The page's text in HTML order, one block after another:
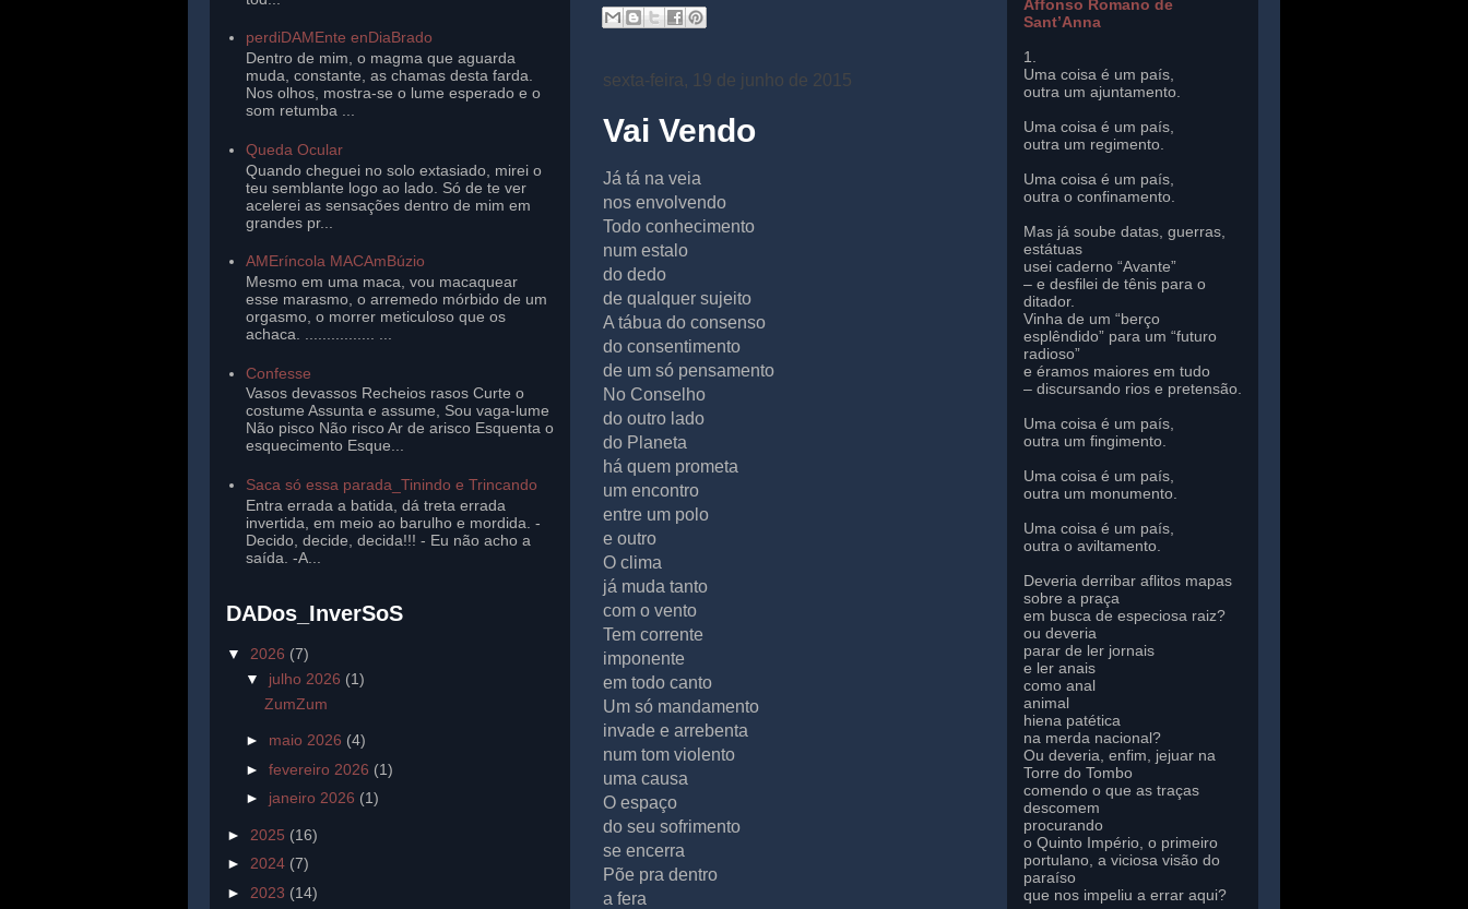
sexta-feira, 19 de junho de 2015
Vai Vendo
Já tá na veia
nos envolvendo
Todo conhecimento
num estalo
do dedo
de qualquer sujeito
A tábua do consenso
do consentimento
de um só pensamento
No Conselho
do outro lado
do Planeta
há quem prometa
um encontro
entre um polo
e outro
O clima
já muda tanto
com o vento
Tem corrente
imponente
em todo canto
Um só mandamento
invade e arrebenta
num tom violento
uma causa
O espaço
do seu sofrimento
se encerra
Põe pra dentro
a fera
perdiDAMEnte enDiaBrado
Dentro de mim, o magma que aguarda
muda, constante, as chamas desta farda.
Nos olhos, mostra-se o lume esperado e o
som retumba ...
Queda Ocular
Quando cheguei no solo extasiado, mirei o
teu semblante logo ao lado. Só de te ver
acelerei as sensações dentro de mim em
grandes pr...
AMEríncola MACAmBúzio
Mesmo em uma maca, vou macaquear
esse marasmo, o arremedo mórbido de um
orgasmo, o morrer meticuloso que os
achaca. ................ ...
Confesse
Vasos devassos Recheios rasos Curte o
costume Assunta e assume, Sou vaga-lume
Não pisco Não risco Ar de arisco Esquenta o
esquecimento Esque...
Saca só essa parada_Tinindo e Trincando
Entra errada a batida, dá treta errada
invertida, em meio ao barulho e mordida. -
Decido, decide, decida!!! - Eu não acho a
saída. -A...
DADos_InverSoS
▼ 2026 (7)
▼ julho 2026 (1)
ZumZum
► maio 2026 (4)
► fevereiro 2026 (1)
► janeiro 2026 (1)
► 2025 (16)
► 2024 (7)
► 2023 (14)
Affonso Romano de
Sant’Anna
1.
Uma coisa é um país,
outra um ajuntamento.
Uma coisa é um país,
outra um regimento.
Uma coisa é um país,
outra o confinamento.
Mas já soube datas, guerras,
estátuas
usei caderno “Avante”
– e desfilei de tênis para o
ditador.
Vinha de um “berço
esplêndido” para um “futuro
radioso”
e éramos maiores em tudo
– discursando rios e pretensão.
Uma coisa é um país,
outra um fingimento.
Uma coisa é um país,
outra um monumento.
Uma coisa é um país,
outra o aviltamento.
Deveria derribar aflitos mapas
sobre a praça
em busca de especiosa raiz?
ou deveria
parar de ler jornais
e ler anais
como anal
animal
hiena patética
na merda nacional?
Ou deveria, enfim, jejuar na
Torre do Tombo
comendo o que as traças
descomem
procurando
o Quinto Império, o primeiro
portulano, a viciosa visão do
paraíso
que nos impeliu a errar aqui?